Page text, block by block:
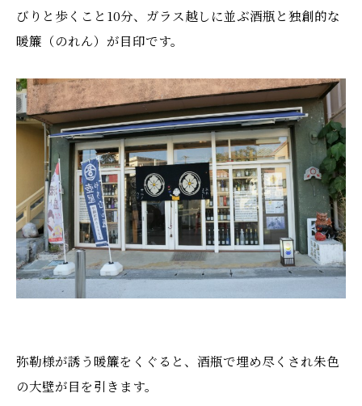
びりと歩くこと10分、ガラス越しに並ぶ酒瓶と独創的な
暖簾（のれん）が目印です。
弥勒様が誘う暖簾をくぐると、酒瓶で埋め尽くされ朱色
の大壁が目を引きます。